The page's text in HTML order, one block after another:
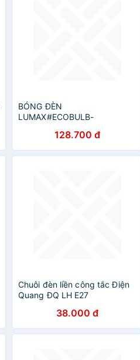
BÓNG ĐÈN
LUMAX#ECOBULB-
128.700 đ
Chuôi đèn liền công tắc Điện
Quang ĐQ LH E27
38.000 đ